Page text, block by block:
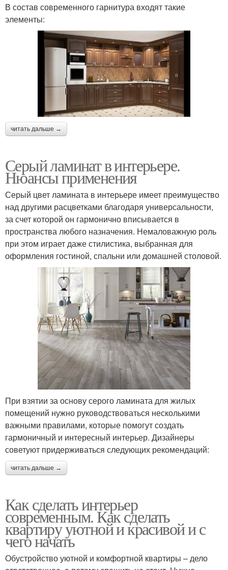
В состав современного гарнитура входят такие
элементы:
читать дальше →
Серый ламинат в интерьере.
Нюансы применения
Серый цвет ламината в интерьере имеет преимущество
над другими расцветками благодаря универсальности,
за счет которой он гармонично вписывается в
пространства любого назначения. Немаловажную роль
при этом играет даже стилистика, выбранная для
оформления гостиной, спальни или домашней столовой.
При взятии за основу серого ламината для жилых
помещений нужно руководствоваться несколькими
важными правилами, которые помогут создать
гармоничный и интересный интерьер. Дизайнеры
советуют придерживаться следующих рекомендаций:
читать дальше →
Как сделать интерьер
современным. Как сделать
квартиру уютной и красивой и с
чего начать
Обустройство уютной и комфортной квартиры – дело